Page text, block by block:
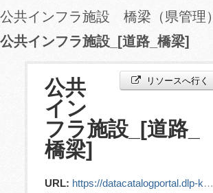
公共インフラ施設 橋梁（県管理）
公共インフラ施設_[道路_橋梁]
リソースへ行く
公共
イン
フラ施設_[道路_
橋梁]
URL: https://datacatalogportal.dlp-kumamoto.jp/ckan/dataset/305c96ba-b334-4fba-a36d-d7d6707df54f/resource/d03339fb-bcb4-459f-bb00-da18f5bd8b7a/download/25____111111111_20231019114648000.csv